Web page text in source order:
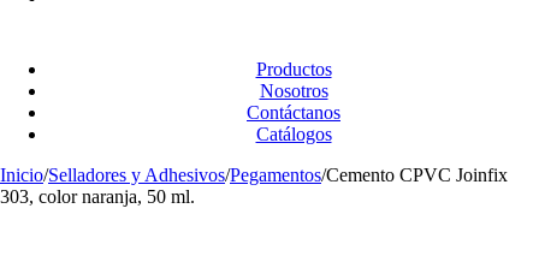
Productos
Nosotros
Contáctanos
Catálogos
Inicio/Selladores y Adhesivos/Pegamentos/Cemento CPVC Joinfix
303, color naranja, 50 ml.